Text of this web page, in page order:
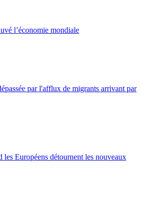
l’économie mondiale
par l'afflux de migrants arrivant par
les Européens détournent les nouveaux